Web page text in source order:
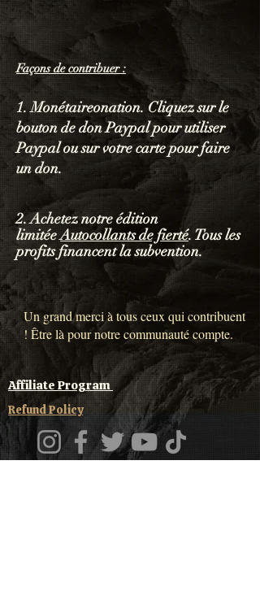
Façons de contribuer :
1. Monétaireonation. Cliquez sur le
bouton de don Paypal pour utiliser
Paypal ou sur votre carte pour faire
un don.
2. Achetez notre édition
limitéeAutocollants de fierté. Tous les
profits financent la subvention.
Un grand merci à tous ceux qui contribuent
! Être là pour notre communauté compte.
Affiliate Program
Refund Policy